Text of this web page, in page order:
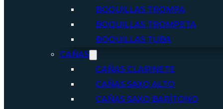
BOQUILLAS TROMPA
BOQUILLAS TROMPETA
BOQUILLAS TUBA
CAÑAS
CAÑAS CLARINETE
CAÑAS SAXO ALTO
CAÑAS SAXO BARÍTONO